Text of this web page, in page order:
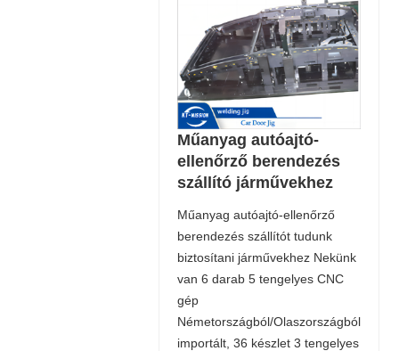
Műanyag autóajtó-
ellenőrző berendezés
szállító járművekhez
Műanyag autóajtó-ellenőrző
berendezés szállítót tudunk
biztosítani járművekhez Nekünk
van 6 darab 5 tengelyes CNC
gép
Németországból/Olaszországból
importált, 36 készlet 3 tengelyes